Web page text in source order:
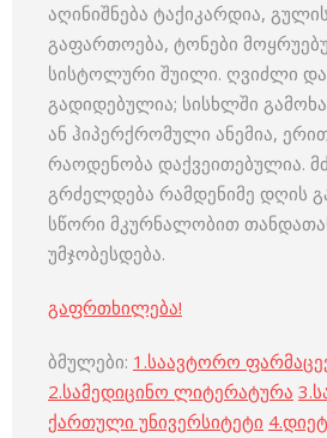
აღინიშნება ტაქიკარდია,
გაფართოება, ტონები
სისტოლური შუილი. ღვიძლი
გადიდებულია; სისხლში
ან ჰიპერქრომული ანემია,
რაოდენობა დაქვეითებულია.
გრძელდება რამდენიმე დღის
სწორი მკურნალობით
უმჯობესდება.
გაფრთხილება!
ბმულები: 1.საავტორო
2.სამედიცინო ლიტერატურა 3.
ქართული უნივერსიტეტი 4.